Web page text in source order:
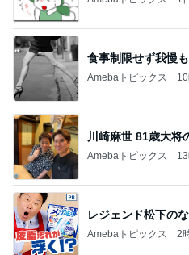
食事制限せず我慢
Amebaトピックス
川崎麻世 81歳大将
Amebaトピックス
レジェンド松下の
Amebaトピックス 2